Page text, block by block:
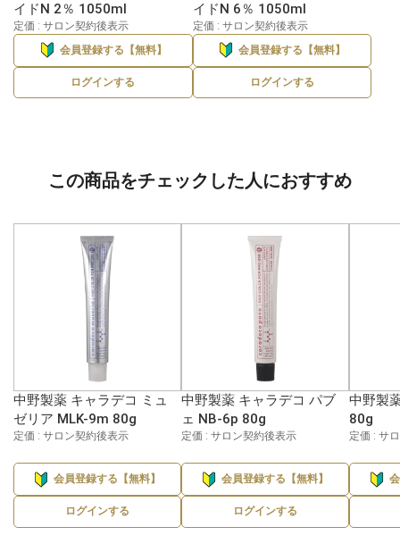
イドN 2％ 1050ml
定価 : サロン契約後表示
会員登録する【無料】
ログインする
イドN 6％ 1050ml
定価 : サロン契約後表示
会員登録する【無料】
ログインする
この商品をチェックした人におすすめ
中野製薬 キャラデコ ミュ
ゼリア MLK-9m 80g
定価 : サロン契約後表示
会員登録する【無料】
ログインする
中野製薬 キャラデコ パブ
ェ NB-6p 80g
定価 : サロン契約後表示
会員登録する【無料】
ログインする
中野製
80g
定価 : サ